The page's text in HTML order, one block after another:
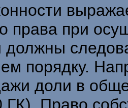
права при
должны
порядку.
доли в
ГК). Право